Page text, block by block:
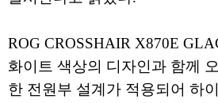
ROG CROSSHAIR X870E
화이트 색상의 디자인과 함께
한 전원부 설계가 적용되어 하